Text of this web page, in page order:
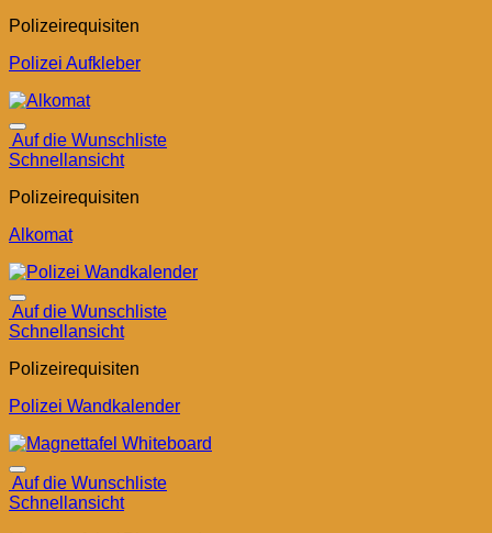
Polizeirequisiten
Polizei Aufkleber
Auf die Wunschliste
Schnellansicht
Polizeirequisiten
Alkomat
Auf die Wunschliste
Schnellansicht
Polizeirequisiten
Polizei Wandkalender
Auf die Wunschliste
Schnellansicht